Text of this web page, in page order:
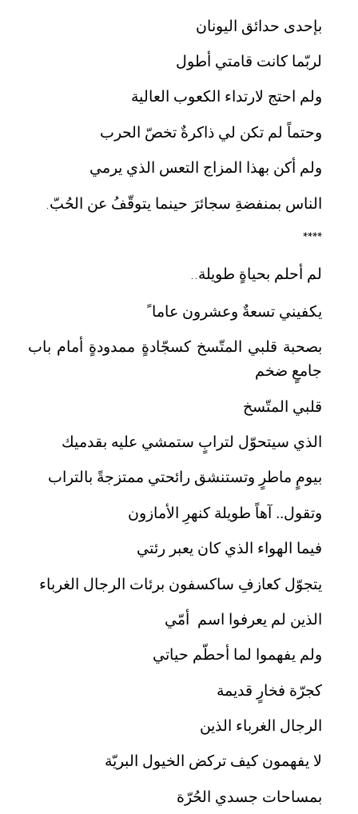
بإحدى حدائق اليونان
لربّما كانت قامتي أطول
ولم احتج لارتداء الكعوب العالية
وحتماً لم تكن لي ذاكرةٌ تخصّ الحرب
ولم أكن بهذا المزاج التعس الذي يرمي
الناس بمنفضةِ سجائرَ حينما يتوقّفُ عن الحُبّ.
****
لم أحلم بحياةٍ طويلة..
يكفيني تسعةٌ وعشرون عاما ً
بصحبة قلبي المتّسخ كسجّادةٍ ممدودةٍ أمام باب
جامعٍ ضخم
قلبي المتّسخ
الذي سيتحوّل لترابٍ ستمشي عليه بقدميك
بيومٍ ماطرٍ وتستنشق رائحتي ممتزجةً بالتراب
وتقول.. آهاً طويلة كنهرِ الأمازون
فيما الهواء الذي كان يعبر رئتي
يتجوّل كعازفِ ساكسفون برئات الرجال الغرباء
الذين لم يعرفوا اسم أمّي
ولم يفهموا لما أحطّم حياتي
كجرّة فخارٍ قديمة
الرجال الغرباء الذين
لا يفهمون كيف تركض الخيول البريّة
بمساحات جسدي الحُرّة